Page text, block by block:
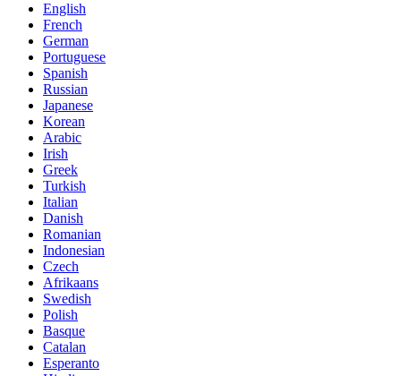
English
French
German
Portuguese
Spanish
Russian
Japanese
Korean
Arabic
Irish
Greek
Turkish
Italian
Danish
Romanian
Indonesian
Czech
Afrikaans
Swedish
Polish
Basque
Catalan
Esperanto